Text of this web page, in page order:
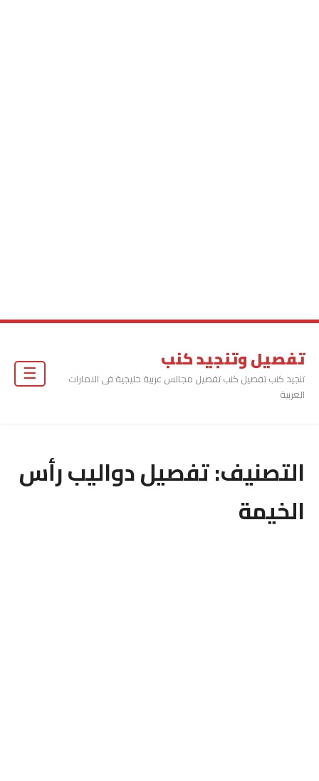
تفصيل وتنجيد كنب
تنجيد كنب تفصيل كنب تفصيل مجالس عربية خليجية فى الامارات
العربية
التصنيف:تفصيل دواليب رأس
الخيمة